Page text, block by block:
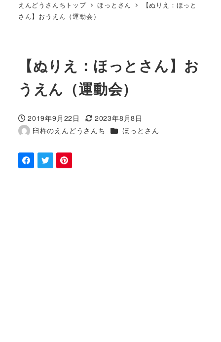
えんどうさんちトップ ほっとさん
【ぬりえ：ほっと
さん】おうえん（運動会）
【ぬりえ：ほっとさん】お
うえん（運動会）
投稿日
2019年9月22日
更新日
2023年8月8日
著
臼杵のえんどうさんち カテゴリー
ほっとさん